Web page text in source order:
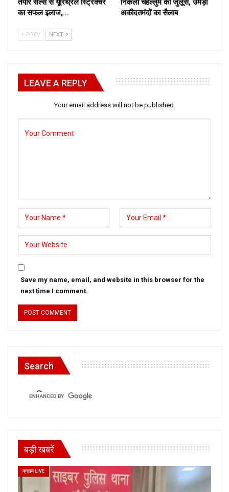
तैयार सेल्स से यूरिथ्रल स्ट्रिक्चर
का सफल इलाज,…
निकला चेहल्लुम का जुलूस, उमड़ा
अकीदतमंदों का सैलाब
PREV NEXT
LEAVE A REPLY
Your email address will not be published.
Save my name, email, and website in this browser for the
next time I comment.
Search
बड़ी खबरें
क्राइम LIVE